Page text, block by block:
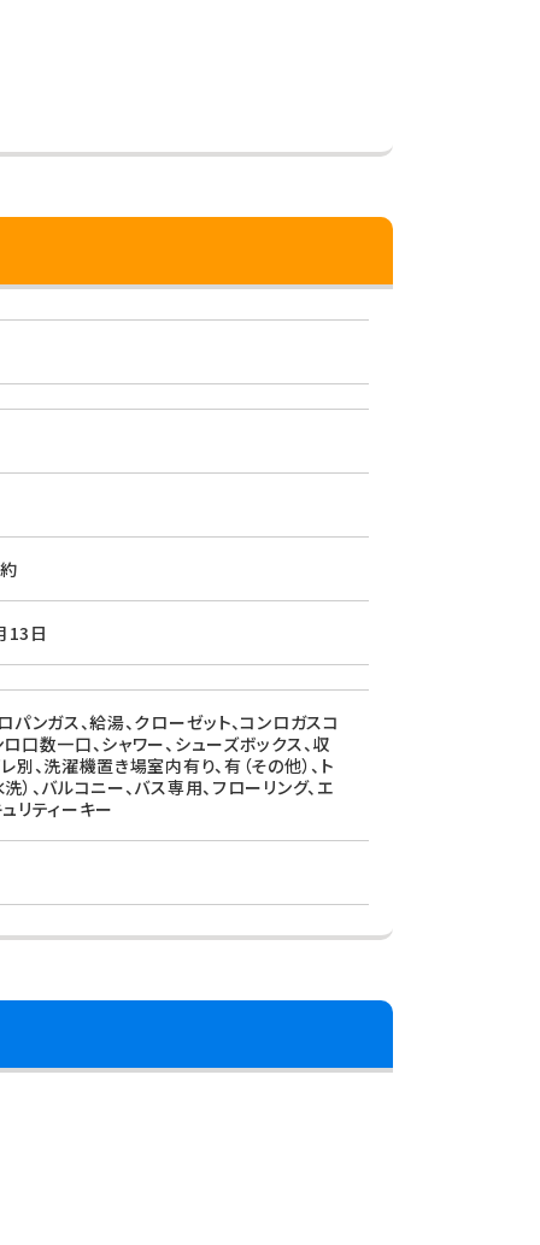
13日
パンガス、給湯、クローゼット、コンロガスコ
口数一口、シャワー、シューズボックス、収
別、洗濯機置き場室内有り、有（その他）、ト
）、バルコニー、バス専用、フローリング、エ
リティーキー